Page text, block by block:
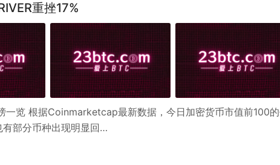
重挫17%
一览 根据Coinmarketcap最新数据，今日加密货币市值前100
部分币种出现明显回…